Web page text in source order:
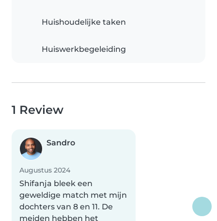
Huishoudelijke taken
Huiswerkbegeleiding
1 Review
Sandro
Augustus 2024
Shifanja bleek een
geweldige match met mijn
dochters van 8 en 11. De
meiden hebben het